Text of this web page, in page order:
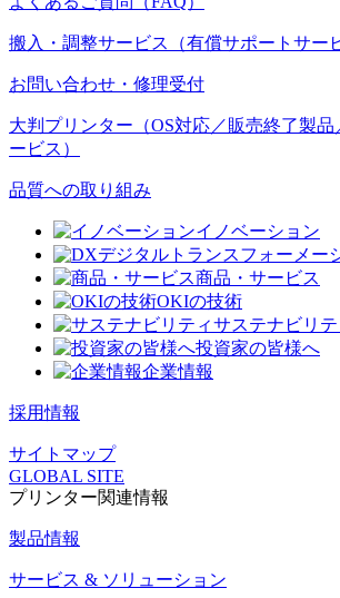
搬入・調整サービス（有償サポートサー
お問い合わせ・修理受付
大判プリンター（OS対応／販売終了製
ービス）
品質への取り組み
イノベーション
デジタルトランスフォーメー
商品・サービス
OKIの技術
サステナビリテ
投資家の皆様へ
企業情報
採用情報
サイトマップ
GLOBAL SITE
プリンター関連情報
製品情報
サービス & ソリューション